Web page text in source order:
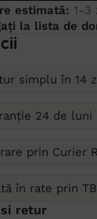
estimată: 1-3
la lista de
simplu în 14
24 de luni
prin Curier
în rate prin
retur